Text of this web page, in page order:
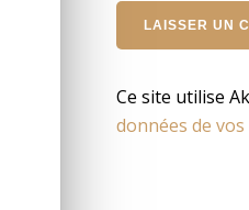
Ce site utilise
données de